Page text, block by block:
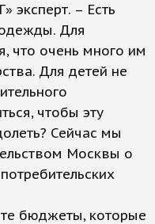
эксперт. – Есть
Для
что очень много им
Для детей не
чтобы эту
Сейчас мы
Москвы о
бюджеты, которые